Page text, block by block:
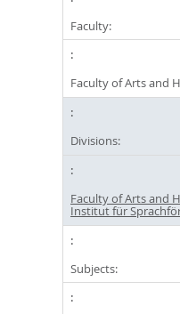
Faculty:
Faculty of Arts and
Divisions:
Faculty of Arts and
Institut für
Subjects: